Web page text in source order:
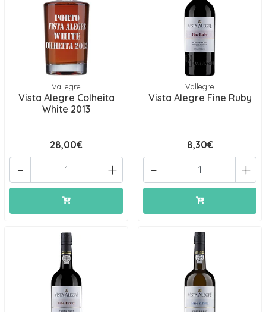
Vallegre
Vista Alegre Colheita
White 2013
28,00€
+
-
Vallegre
Vista Alegre Fine Ruby
8,30€
+
-